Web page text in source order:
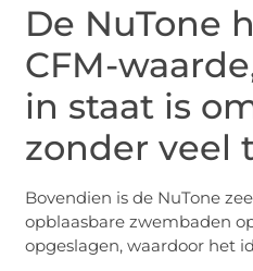
De NuTone
CFM-
in staat is
zonder veel
Bovendien is de NuTone
opblaasbare zwembaden
opgeslagen, waardoor het